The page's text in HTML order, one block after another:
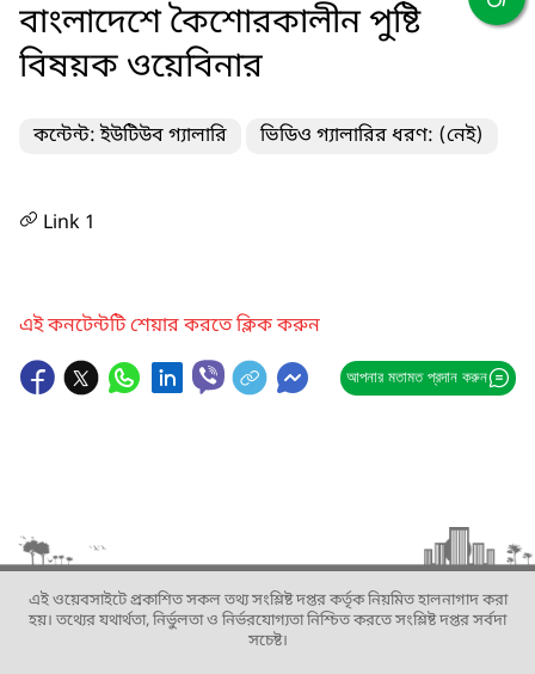
বাংলাদেশে কৈশোরকালীন পুষ্টি
বিষয়ক ওয়েবিনার
কন্টেন্ট: ইউটিউব গ্যালারি ভিডিও গ্যালারির ধরণ: (নেই)
Link 1
এই কনটেন্টটি শেয়ার করতে ক্লিক করুন
আপনার মতামত প্রদান করুন
এই ওয়েবসাইটে প্রকাশিত সকল তথ্য সংশ্লিষ্ট দপ্তর কর্তৃক নিয়মিত হালনাগাদ করা
হয়। তথ্যের যথার্থতা, নির্ভুলতা ও নির্ভরযোগ্যতা নিশ্চিত করতে সংশ্লিষ্ট দপ্তর সর্বদা
সচেষ্ট।